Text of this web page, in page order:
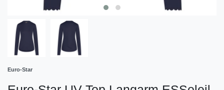
Euro-Star